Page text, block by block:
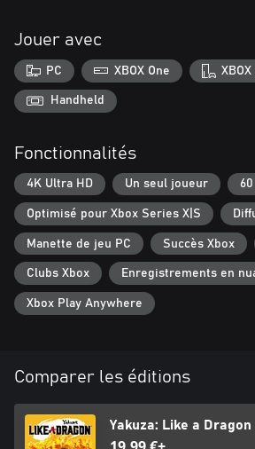
la pression et redécouvrir de grands
Des courses de kart sans foi ni loi vous
autour de Yokohama, tout comme 50
libre à vous de simplement errer dans les
japonaise d'aujourd'hui. Vous ne serez
surprises !
Les sous-titres russes et portugais (Brésil)
début 2021 via un patch de mise à jour.
Jouer avec
PC XBOX One
Handheld
Fonctionnalités
4K Ultra HD Un seul joueur
Optimisé pour Xbox Series X|S
Manette de jeu PC Succès Xbox
Clubs Xbox Enregistrements en
Xbox Play Anywhere
Comparer les éditions
Yakuza: Like a Dragon